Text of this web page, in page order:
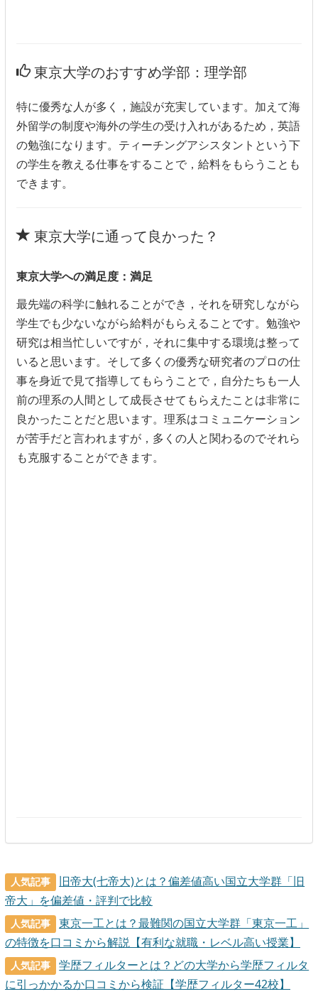
東京大学のおすすめ学部：理学部
特に優秀な人が多く，施設が充実しています。加えて海
外留学の制度や海外の学生の受け入れがあるため，英語
の勉強になります。ティーチングアシスタントという下
の学生を教える仕事をすることで，給料をもらうことも
できます。
東京大学に通って良かった？
東京大学への満足度：満足
最先端の科学に触れることができ，それを研究しながら
学生でも少ないながら給料がもらえることです。勉強や
研究は相当忙しいですが，それに集中する環境は整って
いると思います。そして多くの優秀な研究者のプロの仕
事を身近で見て指導してもらうことで，自分たちも一人
前の理系の人間として成長させてもらえたことは非常に
良かったことだと思います。理系はコミュニケーション
が苦手だと言われますが，多くの人と関わるのでそれら
も克服することができます。
人気記事
旧帝大(七帝大)とは？偏差値高い国立大学群「旧
帝大」を偏差値・評判で比較
人気記事
東京一工とは？最難関の国立大学群「東京一工」
の特徴を口コミから解説【有利な就職・レベル高い授業】
人気記事
学歴フィルターとは？どの大学から学歴フィルタ
に引っかかるか口コミから検証【学歴フィルター42校】